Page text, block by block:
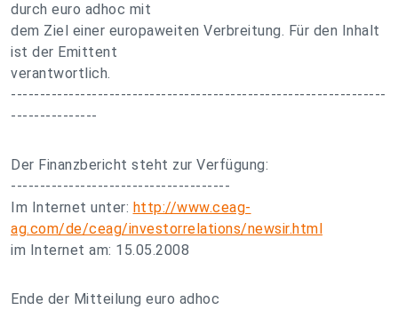
durch euro adhoc mit
dem Ziel einer europaweiten Verbreitung. Für den Inhalt
ist der Emittent
verantwortlich.
-----------------------------------------------------------------
---------------
Der Finanzbericht steht zur Verfügung:
--------------------------------------
Im Internet unter: http://www.ceag-
ag.com/de/ceag/investorrelations/newsir.html
im Internet am: 15.05.2008
Ende der Mitteilung euro adhoc